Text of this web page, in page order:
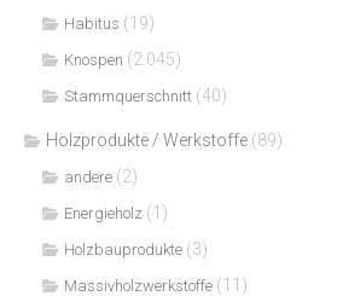
Habitus (19)
Knospen (2.045)
Stammquerschnitt (40)
Holzprodukte / Werkstoffe (89)
andere (2)
Energieholz (1)
Holzbauprodukte (3)
Massivholzwerkstoffe (11)